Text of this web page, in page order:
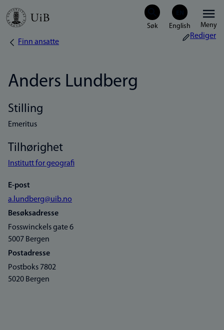
Hopp
Meny
Navigasjonssti
Finn ansatte
Rediger
Anders Lundberg
Stilling
Emeritus
Tilhørighet
Institutt for geografi
E-post
a.lundberg@uib.no
Besøksadresse
Fosswinckels gate 6
5007 Bergen
Postadresse
Postboks 7802
5020 Bergen